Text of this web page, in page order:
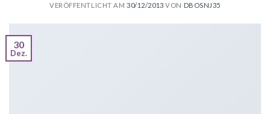
VERÖFFENTLICHT AM30/12/2013 VON DBOSNJ35
30
Dez.